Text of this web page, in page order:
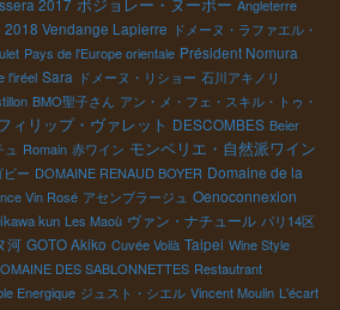
2017
Angleterre
2018 Vendange Lapierre ドメーヌ・ラファエル・
Pays de l'Europe orientale Président Nomura
l'iréel Sara ドメーヌ・リショー 石川アキノリ
BMO聖子さん アン・メ・フェ・スキル・トゥ・
ィリップ・ヴァレット DESCOMBES Beier
Romain 赤ワイン モンペリエ・自然派ワイン
ビー DOMAINE RENAUD BOYER Domaine de la
Vin Rosé アセンブラージュ Oenoconnexion
kun Les Maoù ヴァン・ナチュール パリ14区
河 GOTO Akiko Cuvée Voilà Taipei Wine Style
DES SABLONNETTES Restautrant
Energique ジュスト・シエル Vincent Moulin L'écart